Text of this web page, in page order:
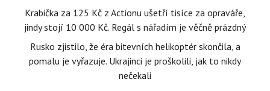
Krabička za 125 Kč z Actionu ušetří tisíce za opraváře,
jindy stojí 10 000 Kč. Regál s nářadím je věčně prázdný
Rusko zjistilo, že éra bitevních helikoptér skončila, a
pomalu je vyřazuje. Ukrajinci je proškolili, jak to nikdy
nečekali